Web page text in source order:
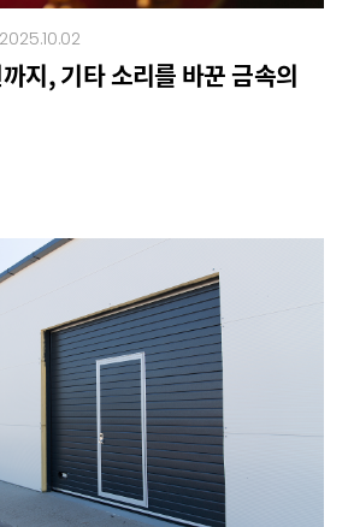
2025.10.02
지, 기타 소리를 바꾼 금속의